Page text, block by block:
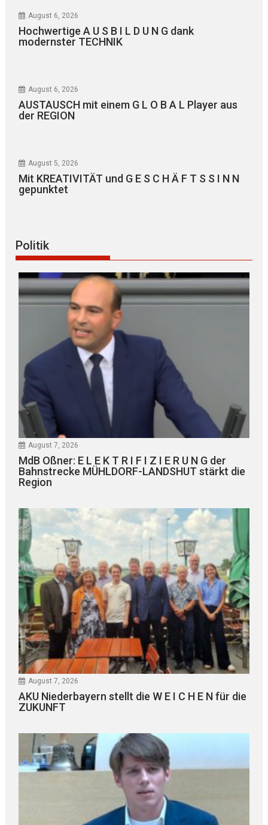
August 6, 2026
Hochwertige A U S B I L D U N G dank
modernster TECHNIK
August 6, 2026
AUSTAUSCH mit einem G L O B A L Player aus
der REGION
August 5, 2026
Mit KREATIVITÄT und G E S C H Ä F T S S I N N
gepunktet
Politik
August 7, 2026
MdB Oßner: E L E K T R I F I Z I E R U N G der
Bahnstrecke MÜHLDORF-LANDSHUT stärkt die
Region
August 7, 2026
AKU Niederbayern stellt die W E I C H E N für die
ZUKUNFT